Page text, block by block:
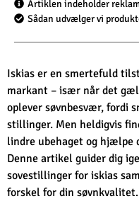
Artiklen indeholder
Sådan udvælger vi
Iskias er en smertefuld
markant – især når det
oplever søvnbesvær, fordi
stillinger. Men heldigvis
lindre ubehaget og hjælpe
Denne artikel guider dig
sovestillinger for iskias
forskel for din søvnkvalitet.